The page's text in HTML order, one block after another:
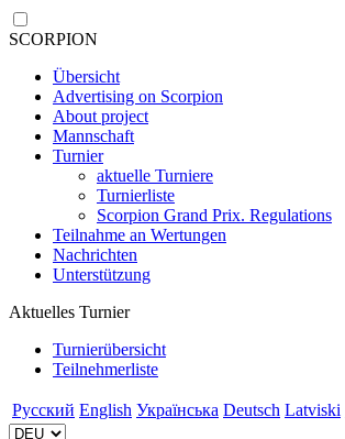
SCORPION
Übersicht
Advertising on Scorpion
About project
Mannschaft
Turnier
aktuelle Turniere
Turnierliste
Scorpion Grand Prix. Regulations
Teilnahme an Wertungen
Nachrichten
Unterstützung
Aktuelles Turnier
Turnierübersicht
Teilnehmerliste
Русский English Українська Deutsch Latviski